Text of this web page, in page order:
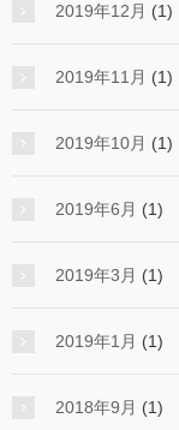
2019年12月 (1)
2019年11月 (1)
2019年10月 (1)
2019年6月 (1)
2019年3月 (1)
2019年1月 (1)
2018年9月 (1)